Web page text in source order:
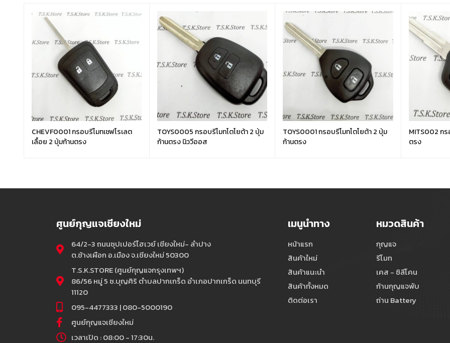
CHEVF0001 กรอบรีโมทเชฟโรเลต
เลื้อย 2 ปุ่มก้านตรง
TOYS0005 กรอบรีโมทโตโยต้า 2 ปุ่ม
ก้านตรง นิววีออส
TOYS0001 กรอบรีโมทโตโยต้า 2 ปุ่ม
ก้านตรง
MITS002 ก
ตรง
ศูนย์กุญแจเชียงใหม่
64/2-3 ถนนซุปเปอร์ไฮเวย์ เชียงใหม่- ลำปาง
ต.ช้างเผือก อ.เมือง จ.เชียงใหม่ 50300
T.S.K.STORE (ศูนย์กุญแจกรุงเทพฯ)
86/56 หมู่ 5 ซ.บุญศิริ ตำบลปากเกร็ด อำเภอปากเกร็ด นนทบุรี
11120
095-4477333 | 080-5000190
ศูนย์กุญแจเชียงใหม่
เวลาเปิด : 08:00 - 17:30น.
เมนูนำทาง
หน้าแรก
สินค้าใหม่
สินค้าแนะนำ
สินค้าทั้งหมด
ติดต่อเรา
หมวดสินค้า
กุญแจ
รีโมท
เคส - ซิลีโคน
ก้านกุญแจพับ
ถ่าน Battery